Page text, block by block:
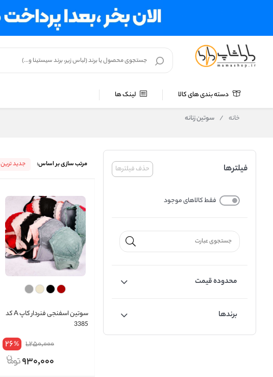
دسته بندی های کالا لینک ها
خانه / سوتین زنانه
حذف فیلترها فیلترها
فقط کالاهای موجود
محدوده قیمت
برندها
مرتب سازی بر اساس: جدید ترین
سوتین اسفنجی فنردار کاپ A کد
3385
1,250,000
26%
930,000